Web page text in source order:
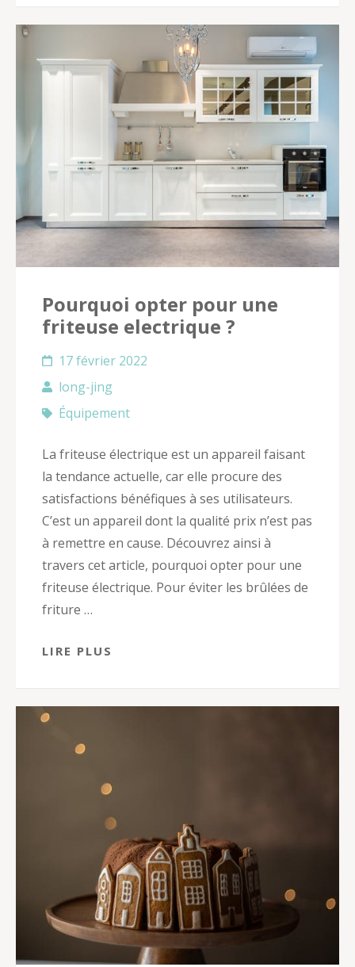
Pourquoi opter pour une
friteuse electrique ?
17 février 2022
long-jing
Équipement
La friteuse électrique est un appareil faisant
la tendance actuelle, car elle procure des
satisfactions bénéfiques à ses utilisateurs.
C’est un appareil dont la qualité prix n’est pas
à remettre en cause. Découvrez ainsi à
travers cet article, pourquoi opter pour une
friteuse électrique. Pour éviter les brûlées de
friture …
LIRE PLUS